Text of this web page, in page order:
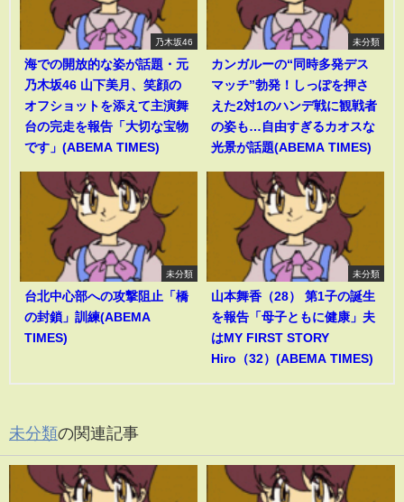
乃木坂46
海での開放的な姿が話題・元
乃木坂46 山下美月、笑顔の
オフショットを添えて主演舞
台の完走を報告「大切な宝物
です」(ABEMA TIMES)
未分類
カンガルーの“同時多発デス
マッチ”勃発！しっぽを押さ
えた2対1のハンデ戦に観戦者
の姿も…自由すぎるカオスな
光景が話題(ABEMA TIMES)
未分類
台北中心部への攻撃阻止「橋
の封鎖」訓練(ABEMA
TIMES)
未分類
山本舞香（28） 第1子の誕生
を報告「母子ともに健康」夫
はMY FIRST STORY
Hiro（32）(ABEMA TIMES)
未分類の関連記事